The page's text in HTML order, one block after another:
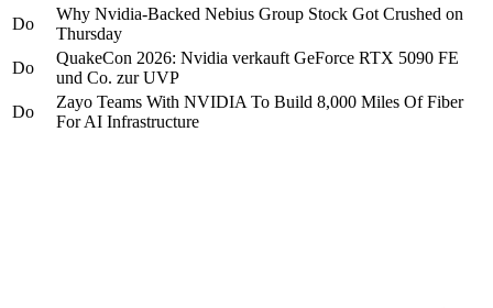
Do
Why Nvidia-Backed Nebius Group Stock Got Crushed on
Thursday
Do
QuakeCon 2026: Nvidia verkauft GeForce RTX 5090 FE
und Co. zur UVP
Do
Zayo Teams With NVIDIA To Build 8,000 Miles Of Fiber
For AI Infrastructure